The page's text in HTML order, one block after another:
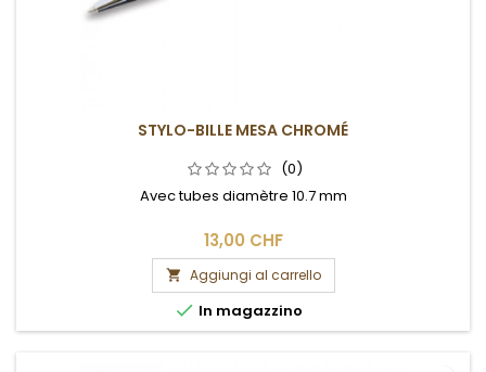
STYLO-BILLE MESA CHROMÉ
(0)
Avec tubes diamètre 10.7 mm
13,00 CHF
 Aggiungi al carrello
 In magazzino